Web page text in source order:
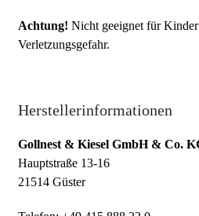
Achtung! Nicht geeignet für Kinder
Verletzungsgefahr.
Herstellerinformationen
Gollnest & Kiesel GmbH & Co.
Hauptstraße 13-16
21514 Güster